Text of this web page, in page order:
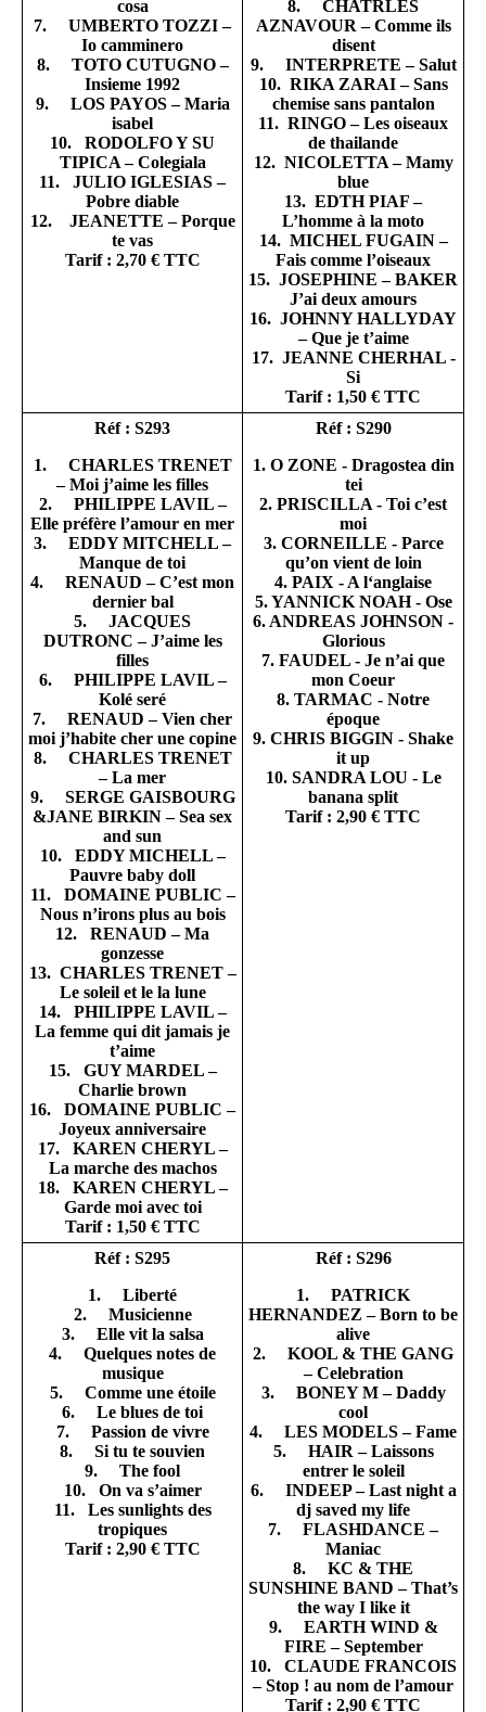
cosa
7. UMBERTO TOZZI –
Io camminero
8. TOTO CUTUGNO –
Insieme 1992
9. LOS PAYOS – Maria
isabel
10. RODOLFO Y SU
TIPICA – Colegiala
11. JULIO IGLESIAS –
Pobre diable
12. JEANETTE – Porque
te vas
Tarif : 2,70 € TTC
8. CHATRLES
AZNAVOUR – Comme ils
disent
9. INTERPRETE – Salut
10. RIKA ZARAI – Sans
chemise sans pantalon
11. RINGO – Les oiseaux
de thailande
12. NICOLETTA – Mamy
blue
13. EDTH PIAF –
L’homme à la moto
14. MICHEL FUGAIN –
Fais comme l’oiseaux
15. JOSEPHINE – BAKER
J’ai deux amours
16. JOHNNY HALLYDAY
– Que je t’aime
17. JEANNE CHERHAL -
Si
Tarif : 1,50 € TTC
Réf : S293
1. CHARLES TRENET
– Moi j’aime les filles
2. PHILIPPE LAVIL –
Elle préfère l’amour en mer
3. EDDY MITCHELL –
Manque de toi
4. RENAUD – C’est mon
dernier bal
5. JACQUES
DUTRONC – J’aime les
filles
6. PHILIPPE LAVIL –
Kolé seré
7. RENAUD – Vien cher
moi j’habite cher une copine
8. CHARLES TRENET
– La mer
9. SERGE GAISBOURG
&JANE BIRKIN – Sea sex
and sun
10. EDDY MICHELL –
Pauvre baby doll
11. DOMAINE PUBLIC –
Nous n’irons plus au bois
12. RENAUD – Ma
gonzesse
13. CHARLES TRENET –
Le soleil et le la lune
14. PHILIPPE LAVIL –
La femme qui dit jamais je
t’aime
15. GUY MARDEL –
Charlie brown
16. DOMAINE PUBLIC –
Joyeux anniversaire
17. KAREN CHERYL –
La marche des machos
18. KAREN CHERYL –
Garde moi avec toi
Tarif : 1,50 € TTC
Réf : S290
1. O ZONE - Dragostea din
tei
2. PRISCILLA - Toi c’est
moi
3. CORNEILLE - Parce
qu’on vient de loin
4. PAIX - A l‘anglaise
5. YANNICK NOAH - Ose
6. ANDREAS JOHNSON -
Glorious
7. FAUDEL - Je n’ai que
mon Coeur
8. TARMAC - Notre
époque
9. CHRIS BIGGIN - Shake
it up
10. SANDRA LOU - Le
banana split
Tarif : 2,90 € TTC
Réf : S295
1. Liberté
2. Musicienne
3. Elle vit la salsa
4. Quelques notes de
musique
5. Comme une étoile
6. Le blues de toi
7. Passion de vivre
8. Si tu te souvien
9. The fool
10. On va s’aimer
11. Les sunlights des
tropiques
Tarif : 2,90 € TTC
Réf : S296
1. PATRICK
HERNANDEZ – Born to be
alive
2. KOOL & THE GANG
– Celebration
3. BONEY M – Daddy
cool
4. LES MODELS – Fame
5. HAIR – Laissons
entrer le soleil
6. INDEEP – Last night a
dj saved my life
7. FLASHDANCE –
Maniac
8. KC & THE
SUNSHINE BAND – That’s
the way I like it
9. EARTH WIND &
FIRE – September
10. CLAUDE FRANCOIS
– Stop ! au nom de l’amour
Tarif : 2,90 € TTC